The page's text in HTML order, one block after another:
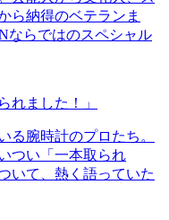
ら納得のベテランま
ならではのスペシャル
れました！」
る腕時計のプロたち。
つい「一本取られ
いて、熱く語っていた